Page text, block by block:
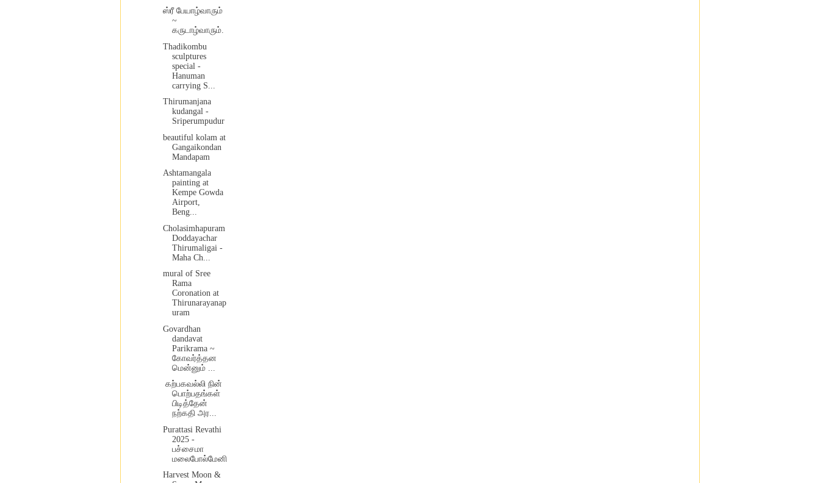
ஸ்ரீ பேயாழ்வாரும்
~
கருடாழ்வாரும்.
Thadikombu
sculptures
special -
Hanuman
carrying S...
Thirumanjana
kudangal -
Sriperumpudur
beautiful kolam at
Gangaikondan
Mandapam
Ashtamangala
painting at
Kempe Gowda
Airport,
Beng...
Cholasimhapuram
Doddayachar
Thirumaligai -
Maha Ch...
mural of Sree
Rama
Coronation at
Thirunarayanap
uram
Govardhan
dandavat
Parikrama ~
கோவர்த்தன
மென்னும் ...
கற்பகவல்லி நின்
பொற்பதங்கள்
பிடித்தேன்
நற்கதி அர...
Purattasi Revathi
2025 -
பச்சைமா
மலைபோல்மேனி
Harvest Moon &